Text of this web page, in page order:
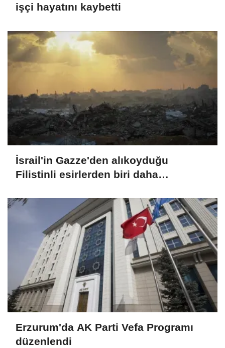
işçi hayatını kaybetti
İsrail'in Gazze'den alıkoyduğu
Filistinli esirlerden biri daha
Erzurum'da AK Parti Vefa Programı
düzenlendi